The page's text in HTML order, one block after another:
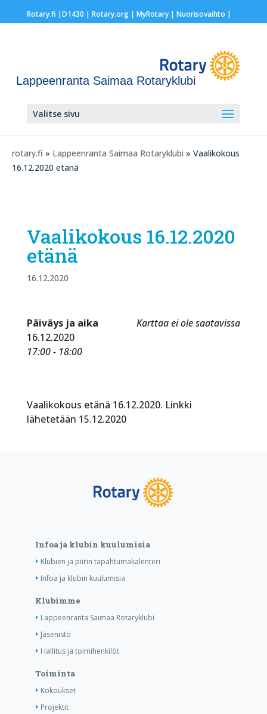
Rotary.fi |D1430 | Rotary.org| MyRotary | Nuorisovaihto |
Lappeenranta Saimaa Rotaryklubi
Valitse sivu
rotary.fi » Lappeenranta Saimaa Rotaryklubi » Vaalikokous
16.12.2020 etänä
Vaalikokous 16.12.2020
etänä
16.12.2020
Karttaa ei ole saatavissa
Päiväys ja aika
16.12.2020
17:00 - 18:00
Vaalikokous etänä 16.12.2020. Linkki
lähetetään 15.12.2020
Infoa ja klubin kuulumisia
Klubien ja piirin tapahtumakalenteri
Infoa ja klubin kuulumisia
Klubimme
Lappeenranta Saimaa Rotaryklubi
Jäsenistö
Hallitus ja toimihenkilöt
Toiminta
Kokoukset
Projektit